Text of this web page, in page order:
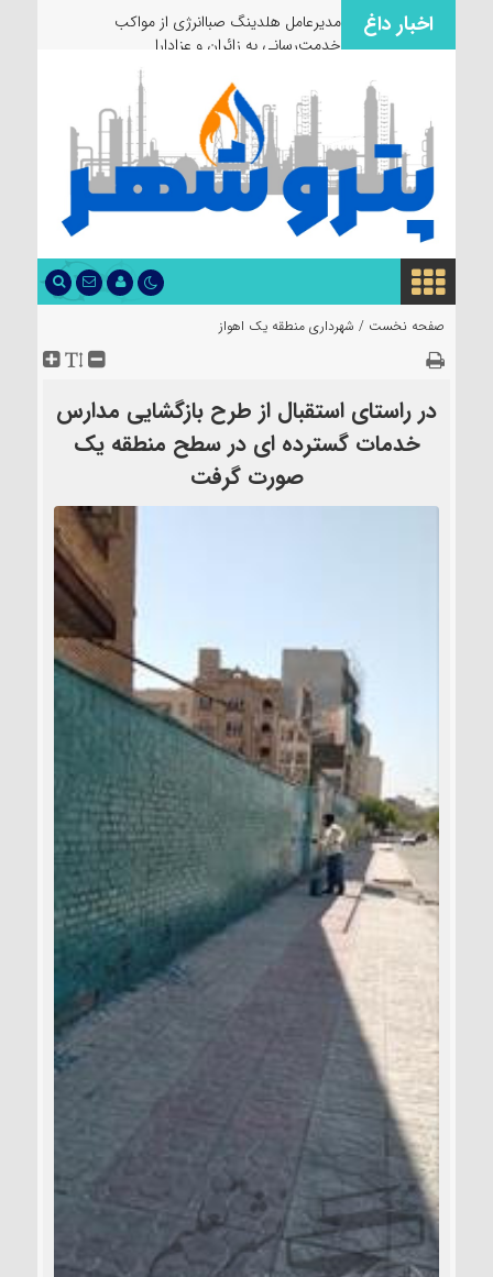
اخبار داغ
مدیرعامل هلدینگ صباانرژی از مواکب
خدمت‌رسانی به زائران و عزاداران بازدید کر
صفحه نخست / شهرداری منطقه یک اهواز
در راستای استقبال از طرح بازگشایی مدارس
خدمات گسترده ای در سطح منطقه یک
صورت گرفت